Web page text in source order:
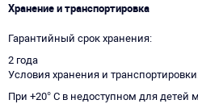
Хранение и транспортировка
Гарантийный срок хранения
2 года
Условия хранения и транспортировки
При +20° C в недоступном для детей